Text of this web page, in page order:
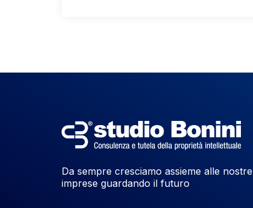
Da sempre cresciamo assieme alle nostre
imprese guardando il futuro